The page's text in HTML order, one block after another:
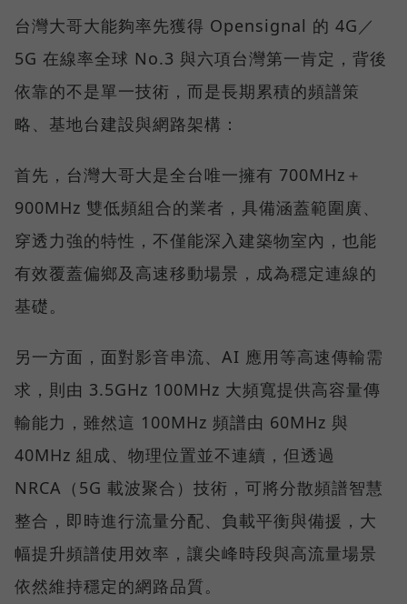
台灣大哥大能夠率先獲得 Opensignal 的 4G／
5G 在線率全球 No.3 與六項台灣第一肯定，背後
依靠的不是單一技術，而是長期累積的頻譜策
略、基地台建設與網路架構：
首先，台灣大哥大是全台唯一擁有 700MHz＋
900MHz 雙低頻組合的業者，具備涵蓋範圍廣、
穿透力強的特性，不僅能深入建築物室內，也能
有效覆蓋偏鄉及高速移動場景，成為穩定連線的
基礎。
另一方面，面對影音串流、AI 應用等高速傳輸需
求，則由 3.5GHz 100MHz 大頻寬提供高容量傳
輸能力，雖然這 100MHz 頻譜由 60MHz 與
40MHz 組成、物理位置並不連續，但透過
NRCA（5G 載波聚合）技術，可將分散頻譜智慧
整合，即時進行流量分配、負載平衡與備援，大
幅提升頻譜使用效率，讓尖峰時段與高流量場景
依然維持穩定的網路品質。